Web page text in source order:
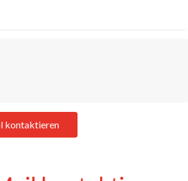
kontaktieren